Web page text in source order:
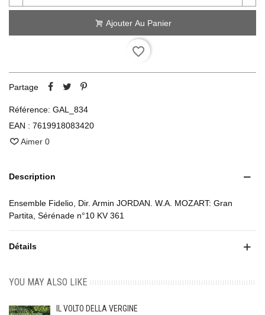
Ajouter Au Panier
favorite_border
Partage
Référence: GAL_834
EAN : 7619918083420
Aimer 0
Description
Ensemble Fidelio, Dir. Armin JORDAN. W.A. MOZART: Gran
Partita, Sérénade n°10 KV 361
Détails
YOU MAY ALSO LIKE
IL VOLTO DELLA VERGINE